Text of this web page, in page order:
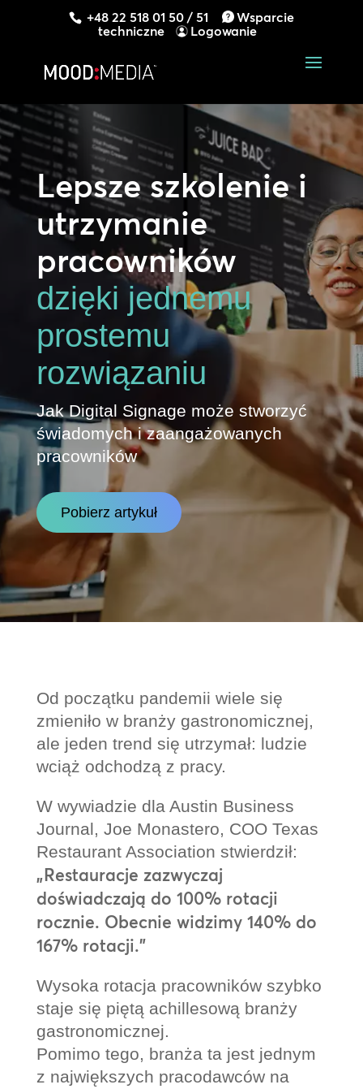
+48 22 518 01 50 / 51
Wsparcie
techniczne
Logowanie
Lepsze szkolenie i
utrzymanie
pracowników
dzięki jednemu
prostemu
rozwiązaniu
Jak Digital Signage może stworzyć
świadomych i zaangażowanych
pracowników
Pobierz artykuł
Od początku pandemii wiele się
zmieniło w branży gastronomicznej,
ale jeden trend się utrzymał: ludzie
wciąż odchodzą z pracy.
W wywiadzie dla Austin Business
Journal, Joe Monastero, COO Texas
Restaurant Association stwierdził:
„Restauracje zazwyczaj
doświadczają do 100% rotacji
rocznie. Obecnie widzimy 140% do
167% rotacji.”
Wysoka rotacja pracowników szybko
staje się piętą achillesową branży
gastronomicznej.
Pomimo tego, branża ta jest jednym
z największych pracodawców na